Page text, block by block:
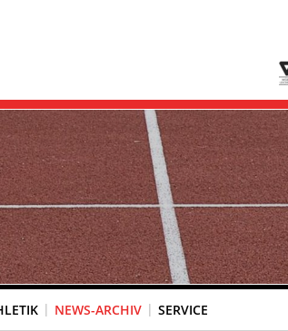
NEWS-ARCHIV SERVICE